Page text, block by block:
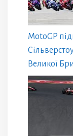
MotoGP
Великої